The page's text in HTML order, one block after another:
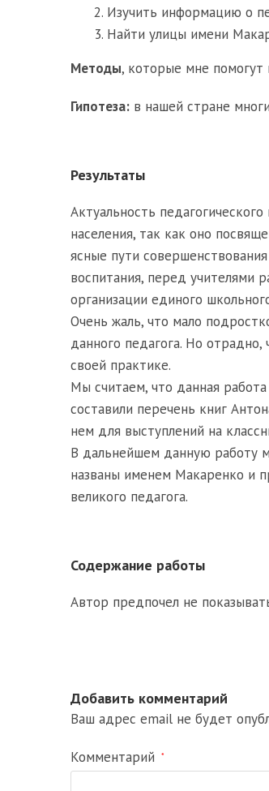
Изучить информацию о
Найти улицы имени
Методы, которые мне помогут
Гипотеза: в нашей стране
Результаты
Актуальность
населения, так как оно
ясные пути
воспитания, перед учителями
организации единого
Очень жаль, что мало
данного педагога. Но
своей практике.
Мы считаем, что данная
составили перечень книг
нем для выступлений на
В дальнейшем данную работу
названы именем Макаренко и
великого педагога.
Содержание работы
Автор предпочел не
Добавить комментарий
Ваш адрес email не будет
Комментарий *